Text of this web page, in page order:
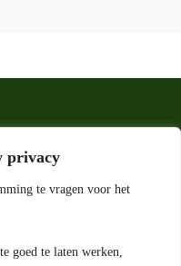
privacy
te vragen voor het
goed te laten werken,